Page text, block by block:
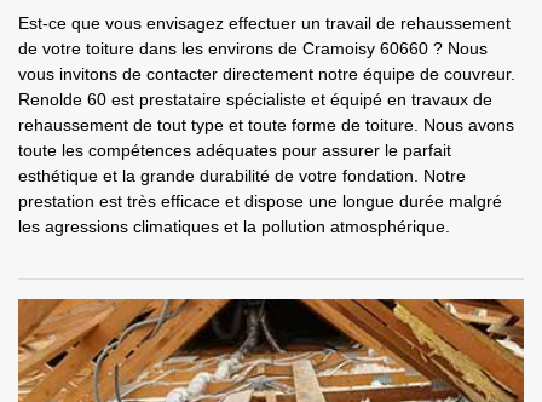
Est-ce que vous envisagez effectuer un travail de rehaussement
de votre toiture dans les environs de Cramoisy 60660 ? Nous
vous invitons de contacter directement notre équipe de couvreur.
Renolde 60 est prestataire spécialiste et équipé en travaux de
rehaussement de tout type et toute forme de toiture. Nous avons
toute les compétences adéquates pour assurer le parfait
esthétique et la grande durabilité de votre fondation. Notre
prestation est très efficace et dispose une longue durée malgré
les agressions climatiques et la pollution atmosphérique.